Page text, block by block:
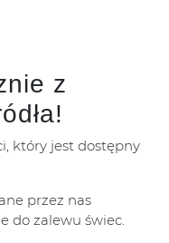
z
który jest dostępny
przez nas
do zalewu świec.